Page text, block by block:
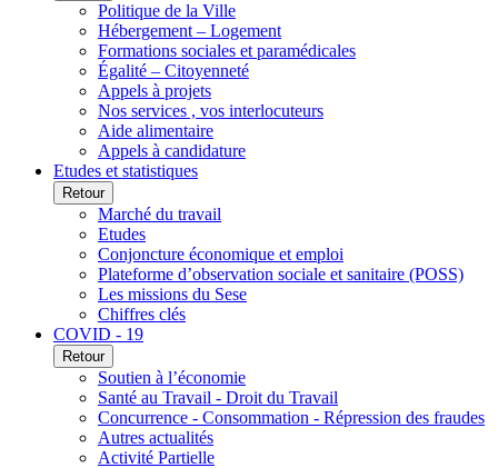
Politique de la Ville
Hébergement – Logement
Formations sociales et paramédicales
Égalité – Citoyenneté
Appels à projets
Nos services , vos interlocuteurs
Aide alimentaire
Appels à candidature
Etudes et statistiques
Retour
Marché du travail
Etudes
Conjoncture économique et emploi
Plateforme d’observation sociale et sanitaire (POSS)
Les missions du Sese
Chiffres clés
COVID - 19
Retour
Soutien à l’économie
Santé au Travail - Droit du Travail
Concurrence - Consommation - Répression des fraudes
Autres actualités
Activité Partielle